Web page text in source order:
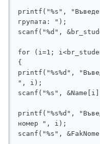
printf("%s",
групата: ");
scanf("%d",
for (i=1;
{
printf("%s%d",
", i);
scanf("%s",
printf("%s%d",
номер ", i);
scanf("%s",